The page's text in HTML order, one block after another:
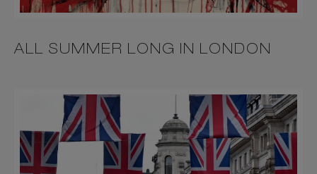
ALL SUMMER LONG IN LONDON